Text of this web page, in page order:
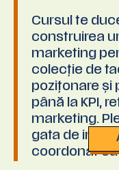
Cursul te
construirea
marketing
colecție de
pozițonare și
până la KPI,
marketing.
gata de
coordonat